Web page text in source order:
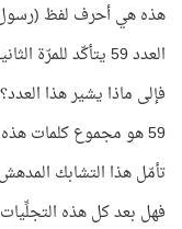
هذه هي أحرف لفظ (رسول)
العدد 59 يتأكّد للمرّة الثانية!
فإلى ماذا يشير هذا
59 هو مجموع كلمات هذه الآيات نفسها!
تأمّل هذا التشابك
فهل بعد كل هذه